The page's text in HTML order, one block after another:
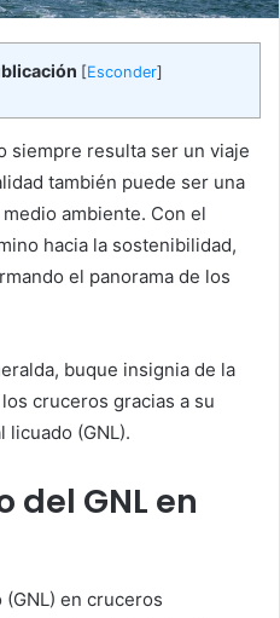
[Esconder]
siempre resulta ser un viaje
también puede ser una
ambiente. Con el
hacia la sostenibilidad,
el panorama de los
buque insignia de la
cruceros gracias a su
licuado (GNL).
del GNL en
en cruceros